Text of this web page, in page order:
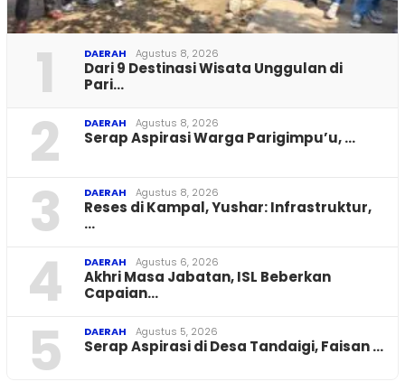
1 DAERAH Agustus 8, 2026
Dari 9 Destinasi Wisata Unggulan di
Pari…
2 DAERAH Agustus 8, 2026
Serap Aspirasi Warga Parigimpu’u, …
3 DAERAH Agustus 8, 2026
Reses di Kampal, Yushar: Infrastruktur,
…
4 DAERAH Agustus 6, 2026
Akhri Masa Jabatan, ISL Beberkan
Capaian…
5 DAERAH Agustus 5, 2026
Serap Aspirasi di Desa Tandaigi, Faisan …